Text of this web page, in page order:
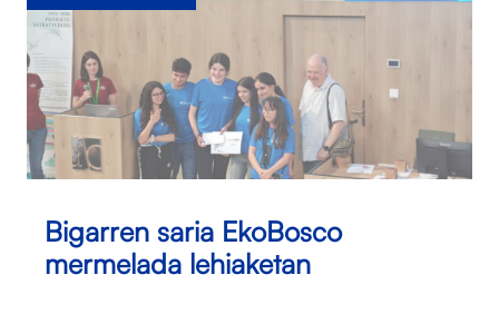
Bigarren saria EkoBosco
mermelada lehiaketan